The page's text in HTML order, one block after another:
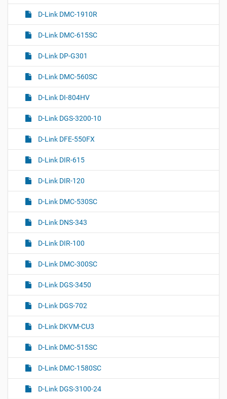
D-Link DMC-1910R
D-Link DMC-615SC
D-Link DP-G301
D-Link DMC-560SC
D-Link DI-804HV
D-Link DGS-3200-10
D-Link DFE-550FX
D-Link DIR-615
D-Link DIR-120
D-Link DMC-530SC
D-Link DNS-343
D-Link DIR-100
D-Link DMC-300SC
D-Link DGS-3450
D-Link DGS-702
D-Link DKVM-CU3
D-Link DMC-515SC
D-Link DMC-1580SC
D-Link DGS-3100-24